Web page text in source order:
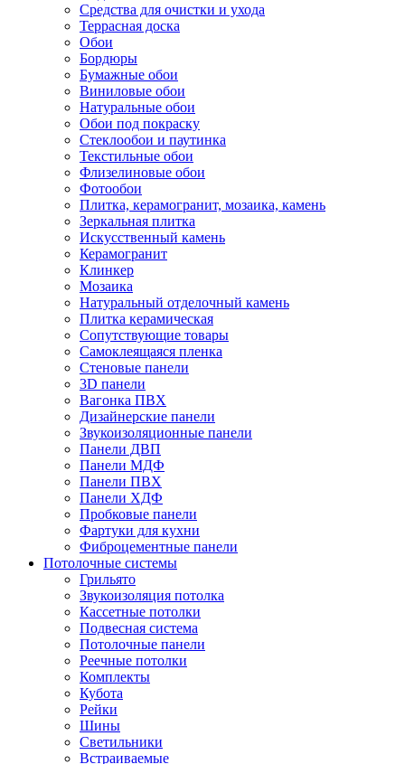
Средства для очистки и ухода
Террасная доска
Обои
Бордюры
Бумажные обои
Виниловые обои
Натуральные обои
Обои под покраску
Стеклообои и паутинка
Текстильные обои
Флизелиновые обои
Фотообои
Плитка, керамогранит, мозаика, камень
Зеркальная плитка
Искусственный камень
Керамогранит
Клинкер
Мозаика
Натуральный отделочный камень
Плитка керамическая
Сопутствующие товары
Самоклеящаяся пленка
Стеновые панели
3D панели
Вагонка ПВХ
Дизайнерские панели
Звукоизоляционные панели
Панели ДВП
Панели МДФ
Панели ПВХ
Панели ХДФ
Пробковые панели
Фартуки для кухни
Фиброцементные панели
Потолочные системы
Грильято
Звукоизоляция потолка
Кассетные потолки
Подвесная система
Потолочные панели
Реечные потолки
Комплекты
Кубота
Рейки
Шины
Светильники
Встраиваемые